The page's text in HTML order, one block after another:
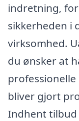
indretning,
sikkerheden i
virksomhed.
du ønsker at
bliver gjort
Indhent tilbud